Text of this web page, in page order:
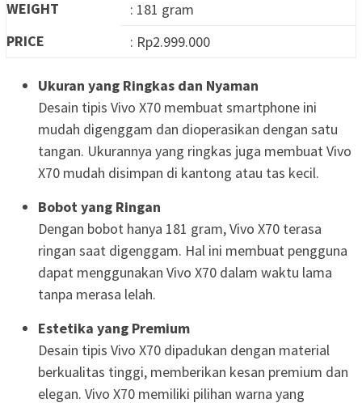
WEIGHT
: 181 gram
PRICE
: Rp2.999.000
Ukuran yang Ringkas dan Nyaman
Desain tipis Vivo X70 membuat smartphone ini
mudah digenggam dan dioperasikan dengan satu
tangan. Ukurannya yang ringkas juga membuat Vivo
X70 mudah disimpan di kantong atau tas kecil.
Bobot yang Ringan
Dengan bobot hanya 181 gram, Vivo X70 terasa
ringan saat digenggam. Hal ini membuat pengguna
dapat menggunakan Vivo X70 dalam waktu lama
tanpa merasa lelah.
Estetika yang Premium
Desain tipis Vivo X70 dipadukan dengan material
berkualitas tinggi, memberikan kesan premium dan
elegan. Vivo X70 memiliki pilihan warna yang